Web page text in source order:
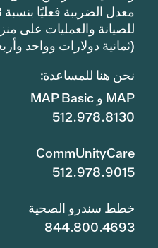
(ثمانية دولارات وواحد
نحن هنا للمساعدة:
MAP و MAP Basic
512.978.8130
CommUnityCare
512.978.9015
خطط سندرو الصحية
844.800.4693